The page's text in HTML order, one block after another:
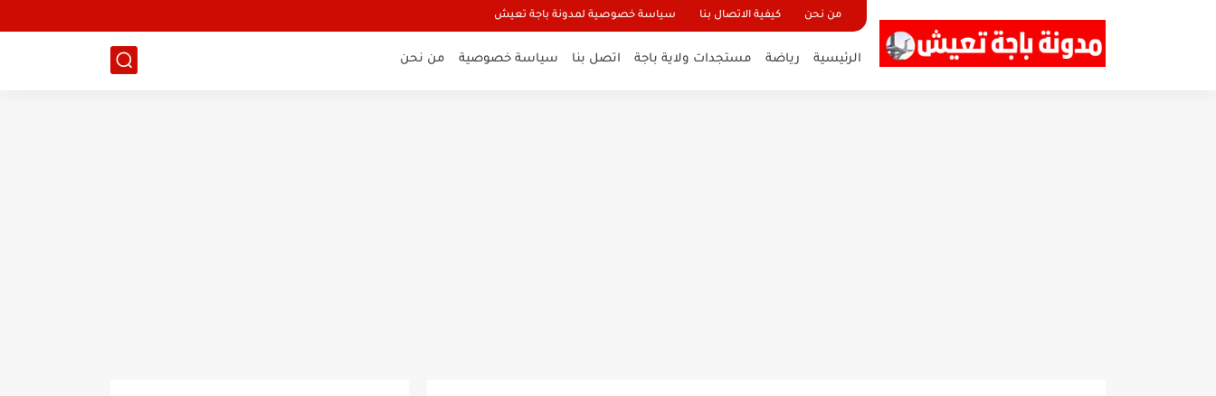
من نحن كيفية الاتصال بنا سياسة خصوصية لمدونة باجة تعيش
الرئيسية رياضة مستجدات ولاية باجة اتصل بنا سياسة خصوصية من نحن